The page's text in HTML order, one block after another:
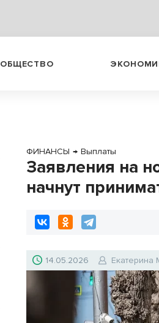
ОБЩЕСТВО
ФИНАНСЫ → Выплаты
Заявления на
начнут
14.05.2026 Екатерина